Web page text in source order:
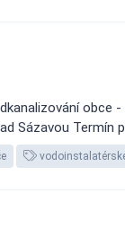
obce
Sázavou Termín